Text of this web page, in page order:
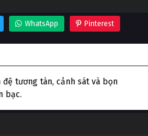
WhatsApp Pinterest
tương tàn, cảnh sát và bọn
bạc.